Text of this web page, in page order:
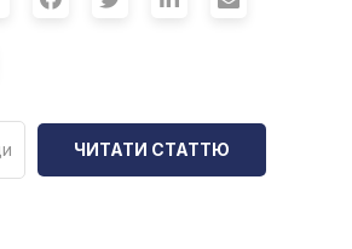
ЧИТАТИ СТАТТЮ